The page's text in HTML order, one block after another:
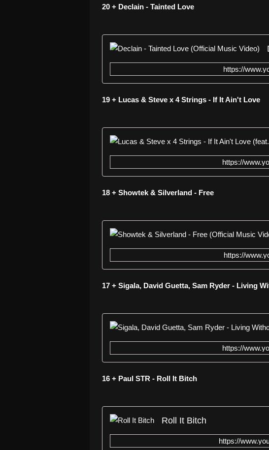
20 + Declain - Tainted Love
https://
19 + Lucas & Steve x 4 Strings - If It Ain't Love
https://
18 + Showtek & Silverland - Free
https://
17 + Sigala, David Guetta, Sam Ryder - Living
https://
16 + Paul STR - Roll It Bitch
Roll It Bitch
https://